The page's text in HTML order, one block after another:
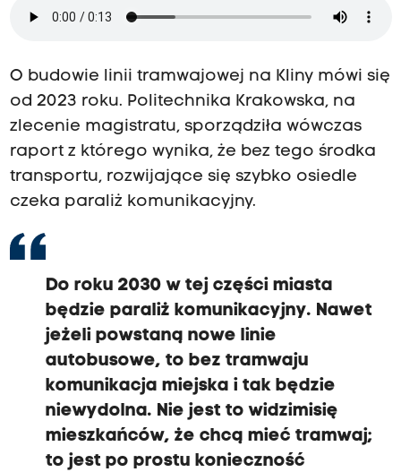
O budowie linii tramwajowej na Kliny mówi się
od 2023 roku. Politechnika Krakowska, na
zlecenie magistratu, sporządziła wówczas
raport z którego wynika, że bez tego środka
transportu, rozwijające się szybko osiedle
czeka paraliż komunikacyjny.
Do roku 2030 w tej części miasta
będzie paraliż komunikacyjny. Nawet
jeżeli powstaną nowe linie
autobusowe, to bez tramwaju
komunikacja miejska i tak będzie
niewydolna. Nie jest to widzimisię
mieszkańców, że chcą mieć tramwaj;
to jest po prostu konieczność